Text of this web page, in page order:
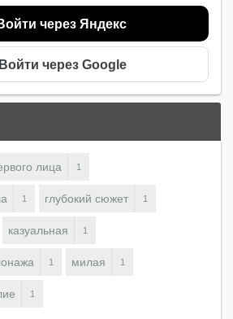
через Яндекс
Войти через Google
лица 1
1 глубокий сюжет 1
казуальная 1
1 милая 1
1